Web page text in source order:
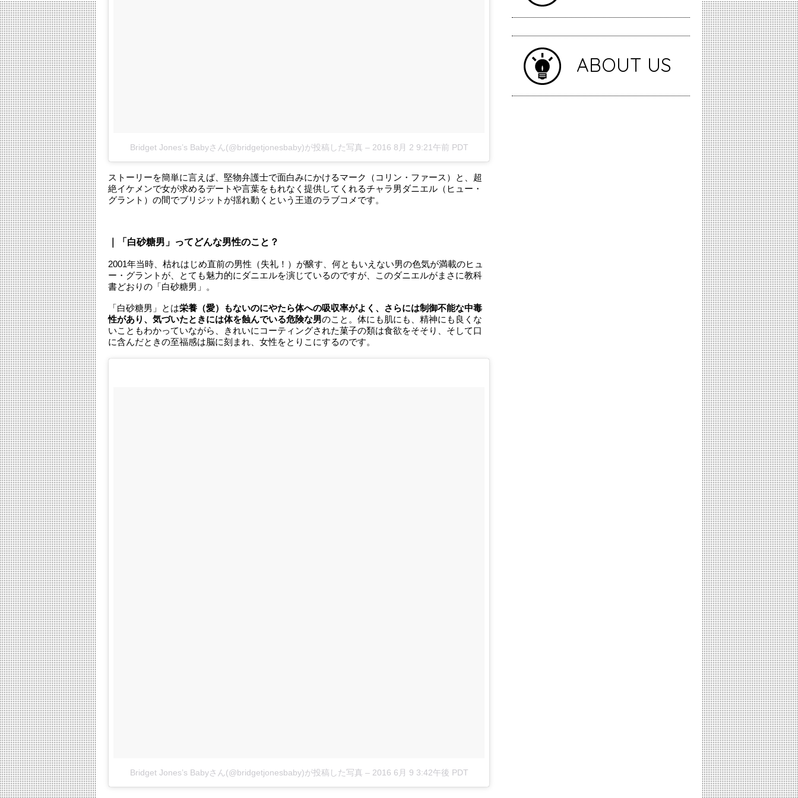
Bridget Jones’s Babyさん(@bridgetjonesbaby)が投稿した写真 – 2016 8月 2 9:21午前 PDT
ストーリーを簡単に言えば、堅物弁護士で面白みにかけるマーク（コリン・ファース）と、超
絶イケメンで女が求めるデートや言葉をもれなく提供してくれるチャラ男ダニエル（ヒュー・
グラント）の間でブリジットが揺れ動くという王道のラブコメです。
｜「白砂糖男」ってどんな男性のこと？
2001年当時、枯れはじめ直前の男性（失礼！）が醸す、何ともいえない男の色気が満載のヒュ
ー・グラントが、とても魅力的にダニエルを演じているのですが、このダニエルがまさに教科
書どおりの「白砂糖男」。
「白砂糖男」とは栄養（愛）もないのにやたら体への吸収率がよく、さらには制御不能な中毒
性があり、気づいたときには体を蝕んでいる危険な男のこと。体にも肌にも、精神にも良くな
いこともわかっていながら、きれいにコーティングされた菓子の類は食欲をそそり、そして口
に含んだときの至福感は脳に刻まれ、女性をとりこにするのです。
Bridget Jones’s Babyさん(@bridgetjonesbaby)が投稿した写真 – 2016 6月 9 3:42午後 PDT
ABOUT US